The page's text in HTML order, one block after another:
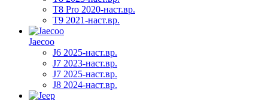
T8 Pro 2020-наст.вр.
T9 2021-наст.вр.
Jaecoo
J6 2025-наст.вр.
J7 2023-наст.вр.
J7 2025-наст.вр.
J8 2024-наст.вр.